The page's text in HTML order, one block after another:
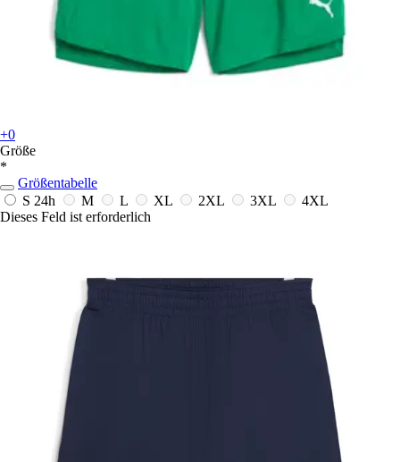
+0
Größe
*
Größentabelle
S 24h M L XL 2XL 3XL
4XL
Dieses Feld ist erforderlich